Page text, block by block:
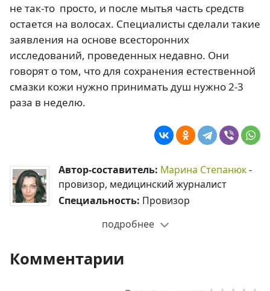
не так-то просто, и после мытья часть средств
остается на волосах. Специалисты сделали такие
заявления на основе всесторонних
исследований, проведенных недавно. Они
говорят о том, что для сохранения естественной
смазки кожи нужно принимать душ нужно 2-3
раза в неделю.
Автор-составитель: Марина Степанюк-
провизор, медицинский журналист
Специальность: Провизор
подробнее
Комментарии